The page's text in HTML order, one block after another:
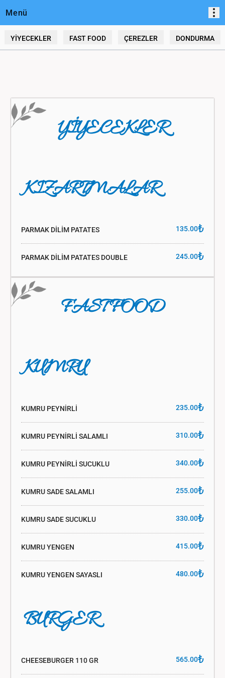
Menü
YİYECEKLER FAST FOOD ÇEREZLER DONDURMA
YİYECEKLER
KIZARTMALAR
PARMAK DİLİM PATATES 135.00₺
PARMAK DİLİM PATATES DOUBLE 245.00₺
FAST FOOD
KUMRU
KUMRU PEYNİRLİ 235.00₺
KUMRU PEYNİRLİ SALAMLI 310.00₺
KUMRU PEYNİRLİ SUCUKLU 340.00₺
KUMRU SADE SALAMLI 255.00₺
KUMRU SADE SUCUKLU 330.00₺
KUMRU YENGEN 415.00₺
KUMRU YENGEN SAYASLI 480.00₺
BURGER
CHEESEBURGER 110 GR 565.00₺